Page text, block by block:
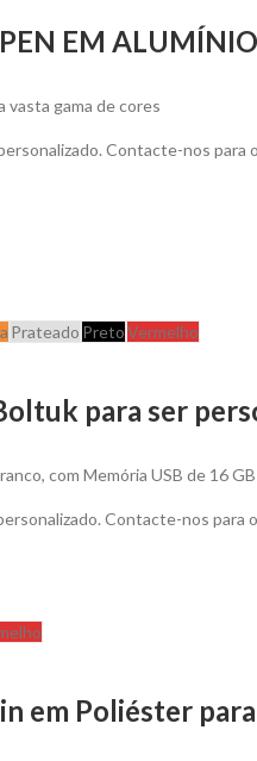
EM
vasta gama de cores
Contacte-nos
Prateado PretoVermelho
para ser
com Memória USB de 16 GB
Contacte-nos
em Poliéster